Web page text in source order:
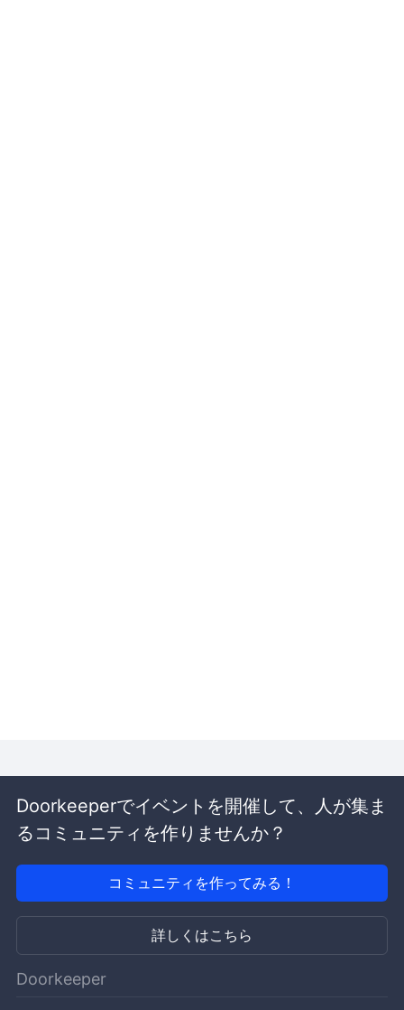
Doorkeeperでイベントを開催して、人が集ま
るコミュニティを作りませんか？
コミュニティを作ってみる！
詳しくはこちら
Doorkeeper